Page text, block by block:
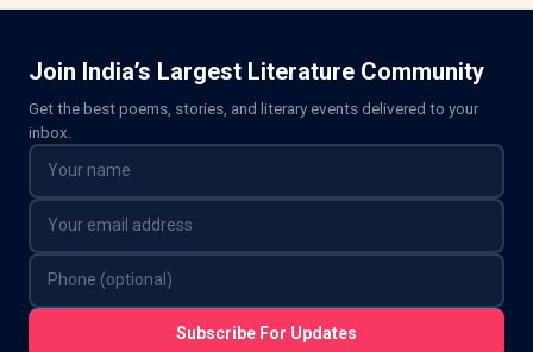
Join India’s Largest Literature Community
Get the best poems, stories, and literary events delivered to your
inbox.
Subscribe For Updates